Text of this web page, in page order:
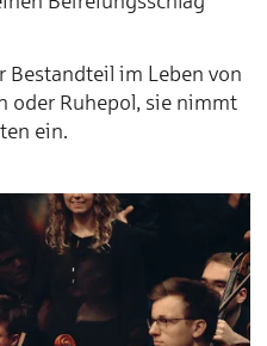
Bestandteil im Leben von
oder Ruhepol, sie nimmt
ein.